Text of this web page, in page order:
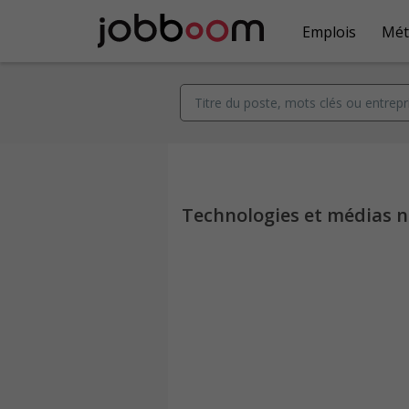
Emplois
Technologies et médias